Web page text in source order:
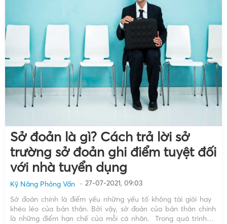
Sở đoản là gì? Cách trả lời sở
trường sở đoản ghi điểm tuyệt đối
với nhà tuyển dụng
Kỹ Năng Phỏng Vấn
27-07-2021, 09:03
Sở đoản chính là điểm yếu những yếu tố không tài giỏi hay
khéo léo của bản thân. Bởi vậy, sở đoản của bản thân chính
là những điểm hạn chế của mỗi cá nhân. Trong quá trình